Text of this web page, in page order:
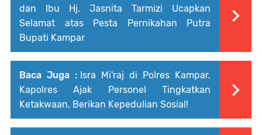
dan Ibu Hj. Jasnita Tarmizi Ucapkan
Selamat atas Pesta Pernikahan Putra
Bupati Kampar
Baca Juga : Isra Mi'raj di Polres Kampar,
Kapolres Ajak Personel Tingkatkan
Ketakwaan, Berikan Kepedulian Sosial!